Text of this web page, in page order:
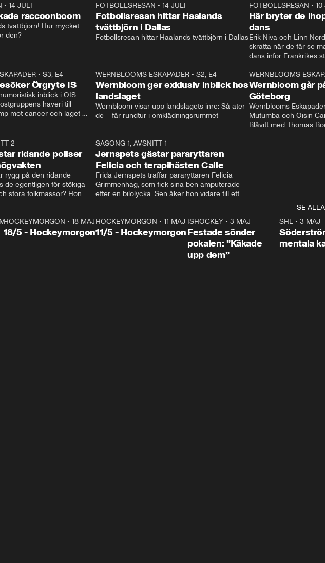
•14 JULI
raccoonboom
tvättbjörn! Hur mycket
den?
FOTBOLLSRESAN • 14 JULI
Fotbollsresan hittar Haalands
tvättbjörn i Dallas
Fotbollsresan hittar Haalands tvättbjörn i Dallas
FOTBOLLSRESAN • 10
Här bryter de
dans
Erik Niva och Linn
skratta när de får se
dans inför Frankrikes
•S3, E4
Örgryte IS
inblick i ÖIS
haveri till
mot cancer och laget
WERNBLOOMS ESKAPADER• S2, E4
Wernbloom ger exklusiv inblick hos
landslaget
Wernbloom visar upp landslagets inre: Så äter
de – får rundtur i omklädningsrummet
Plus
WERNBLOOMS
Wernbloom går
Göteborg
Wernblooms
Mutumba och Oisin
Blåvitt med Thomas
2
ridande poliser
rygg på den ridande
de egentligen för stökiga
stora folkmassor? Hon
SÄSONG 1, AVSNITT 1
Jernspets gästar pararyttaren
Felicia och terapihästen Calle
Frida Jernspets träffar pararyttaren Felicia
Grimmenhag, som fick sina ben amputerade
efter en bilolycka. Sen åker hon vidare till ett
SE ALLA
HOCKEYMORGON • 18 MAJ
18/5 - Hockeymorgon
HOCKEYMORGON • 11 MAJ
11/5 - Hockeymorgon
0:22
ISHOCKEY •3 MAJ
Festade sönder
pokalen: ”Käkade
upp dem”
SHL •3 MAJ
mentala